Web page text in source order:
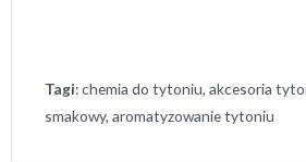
Tagi: chemia do tytoniu, akcesoria
smakowy, aromatyzowanie tytoniu